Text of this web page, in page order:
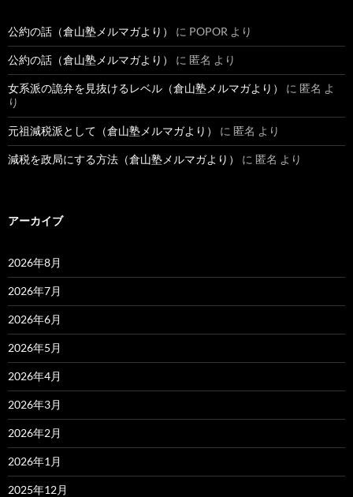
公約の話（倉山塾メルマガより） に POPOR より
公約の話（倉山塾メルマガより） に 匿名 より
女系派の詭弁を見抜けるレベル（倉山塾メルマガより） に 匿名 よ
り
元祖減税派として（倉山塾メルマガより） に 匿名 より
減税を政局にする方法（倉山塾メルマガより） に 匿名 より
アーカイブ
2026年8月
2026年7月
2026年6月
2026年5月
2026年4月
2026年3月
2026年2月
2026年1月
2025年12月